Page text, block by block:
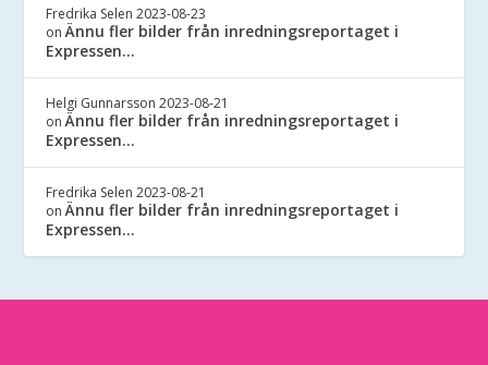
Fredrika Selen 2023-08-23
onÄnnu fler bilder från inredningsreportaget i
Expressen…
Helgi Gunnarsson 2023-08-21
onÄnnu fler bilder från inredningsreportaget i
Expressen…
Fredrika Selen 2023-08-21
onÄnnu fler bilder från inredningsreportaget i
Expressen…